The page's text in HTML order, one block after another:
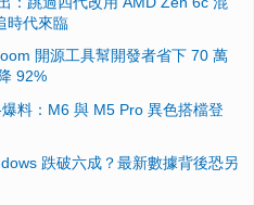
時代來臨
開源工具幫開發者省下 70 萬
92%
料：M6 與 M5 Pro 異色搭檔登
跌破六成？最新數據背後恐另